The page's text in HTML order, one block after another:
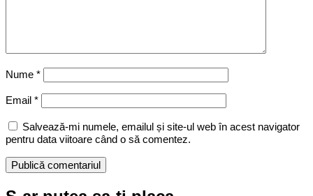
Nume *
Email *
Salvează-mi numele, emailul și site-ul web în acest navigator
pentru data viitoare când o să comentez.